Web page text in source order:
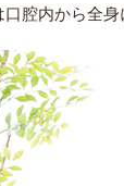
口腔内から全